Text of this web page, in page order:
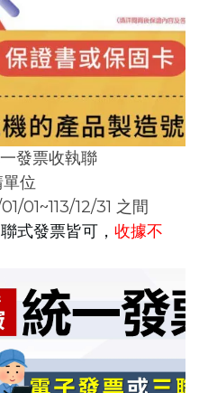
發票收執聯
位
01~113/12/31 之間
式發票皆可， 收據不